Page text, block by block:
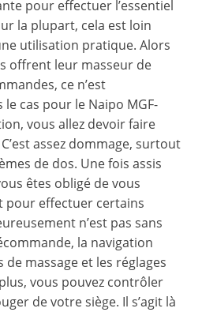
pour effectuer l’essentiel
la plupart, cela est loin
utilisation pratique. Alors
offrent leur masseur de
ce n’est
cas pour le Naipo MGF-
vous allez devoir faire
C’est assez dommage, surtout
de dos. Une fois assis
êtes obligé de vous
pour effectuer certains
n’est pas sans
la navigation
massage et les réglages
vous pouvez contrôler
de votre siège. Il s’agit là